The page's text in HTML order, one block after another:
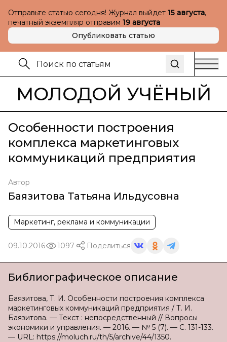
Отправьте статью сегодня! Журнал выйдет 15 августа,
печатный экземпляр отправим 19 августа
Опубликовать статью
МОЛОДОЙ УЧЁНЫЙ
Особенности построения
комплекса маркетинговых
коммуникаций предприятия
Автор
Баязитова Татьяна Ильдусовна
Маркетинг, реклама и коммуникации
09.10.2016 1097 Поделиться
Библиографическое описание
Баязитова, Т. И. Особенности построения комплекса
маркетинговых коммуникаций предприятия / Т. И.
Баязитова. — Текст : непосредственный // Вопросы
экономики и управления. — 2016. — № 5 (7). — С. 131-133.
— URL: https://moluch.ru/th/5/archive/44/1350.